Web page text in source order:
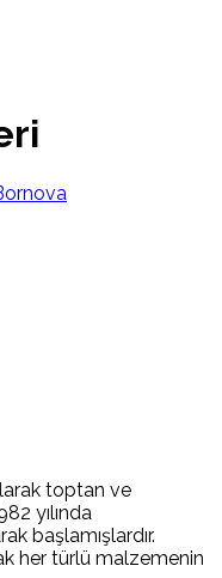
toptan ve
yılında
başlamışlardır.
her türlü malzemenin